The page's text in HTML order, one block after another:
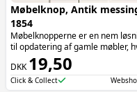
Møbelknop, Antik
1854
Møbelknopperne er en nem
til opdatering af gamle møbler,
de tilføjer både funktionalitet og
æstetik. Møbelknopperne er især
oplagte at bruge på skuffer.
DKK19,50
Click & Collect